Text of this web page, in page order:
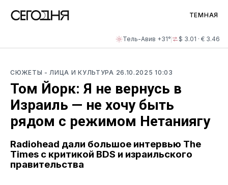
Тель-Авив +31° $ 3.01 · € 3.46
ТЕМНАЯ
СЮЖЕТЫ - ЛИЦА И КУЛЬТУРА 26.10.2025 10:03
Том Йорк: Я не вернусь в
Израиль — не хочу быть
рядом с режимом Нетаниягу
Radiohead дали большое интервью The
Times с критикой BDS и израильского
правительства